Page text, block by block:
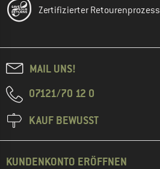
Zertifizierter Retourenprozess
MAIL UNS!
07121/70 12 0
KAUF BEWUSST
KUNDENKONTO ERÖFFNEN